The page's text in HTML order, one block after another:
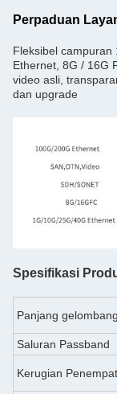
Perpaduan
Fleksibel campuran
Ethernet, 8G / 16G
video asli,
dan upgrade
Spesifikasi
Panjang gelombang
Saluran Passband
Kerugian